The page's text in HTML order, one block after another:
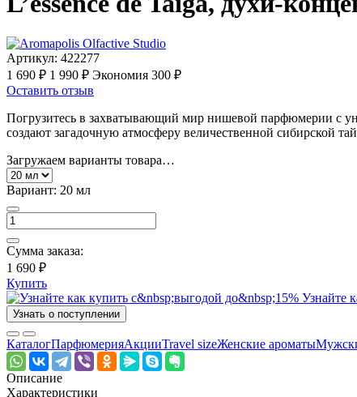
Артикул: 422277
1 690 ₽ 1 990 ₽ Экономия 300 ₽
Оставить отзыв
Погрузитесь в захватывающий мир нишевой парфюмерии с
создают загадочную атмосферу величественной сибирской
Загружаем варианты товара…
Вариант: 20 мл
Сумма заказа:
1 690 ₽
Купить
Узнайте
Узнать о поступлении
КаталогПарфюмерияАкцииTravel sizeЖенские ароматы
Описание
Характеристики